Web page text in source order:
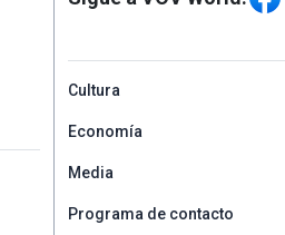
menu footer
Cultura
Economía
Media
Programa de contacto